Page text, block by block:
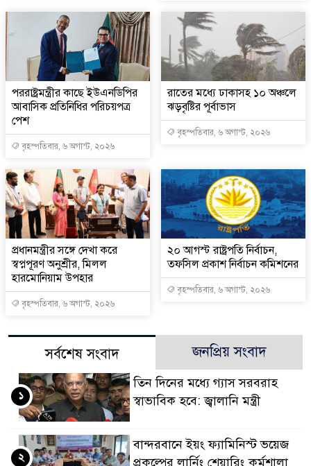
পররাষ্ট্রমন্ত্রীর কা‌ছে ইউএনডিপির
আবাসিক প্রতিনিধির পরিচয়পত্র
পেশ
বৃহস্পতিবার, ৬ অগাস্ট, ২০২৬
রাতের মধ্যে ঢাকাসহ ১০ অঞ্চলে
ঝড়বৃষ্টির পূর্বাভাস
বৃহস্পতিবার, ৬ অগাস্ট, ২০২৬
প্রধানমন্ত্রীর সঙ্গে দেখা করে
স্বপ্নপূরণ অনুশ্রীর, মিলল
হারমোনিয়াম উপহার
বৃহস্পতিবার, ৬ অগাস্ট, ২০২৬
২০ আগস্ট রাষ্ট্রপতি নির্বাচন,
তফসিল প্রকাশ নির্বাচন কমিশনের
বৃহস্পতিবার, ৬ অগাস্ট, ২০২৬
সর্বশেষ সংবাদ জনপ্রিয় সংবাদ
তিন দিনের মধ্যে গ্যাস সরবরাহ
স্বাভাবিক হবে: জ্বালানি মন্ত্রী
১
বান্দরবানে ইয়ং ফ্যামিনিস্ট ভয়েজ
প্রকল্পের লার্নিং শেয়ারিং কর্মশালা
২